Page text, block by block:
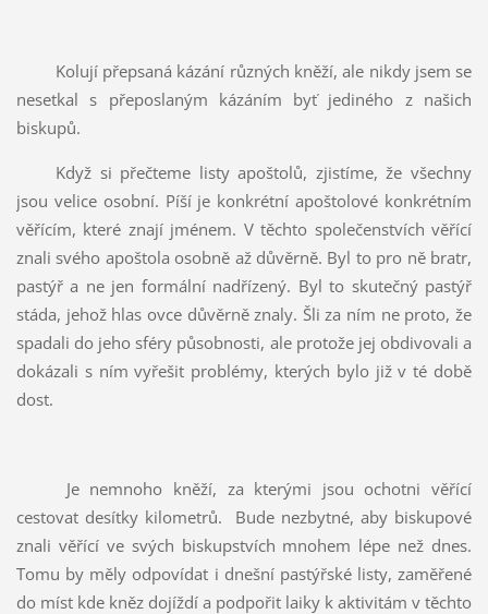
Kolují přepsaná kázání různých kněží, ale nikdy jsem se
nesetkal s přeposlaným kázáním byť jediného z našich
biskupů.
Když si přečteme listy apoštolů, zjistíme, že všechny
jsou velice osobní. Píší je konkrétní apoštolové konkrétním
věřícím, které znají jménem. V těchto společenstvích věřící
znali svého apoštola osobně až důvěrně. Byl to pro ně bratr,
pastýř a ne jen formální nadřízený. Byl to skutečný pastýř
stáda, jehož hlas ovce důvěrně znaly. Šli za ním ne proto, že
spadali do jeho sféry působnosti, ale protože jej obdivovali a
dokázali s ním vyřešit problémy, kterých bylo již v té době
dost.
Je nemnoho kněží, za kterými jsou ochotni věřící
cestovat desítky kilometrů.
Bude nezbytné, aby biskupové
znali věřící ve svých biskupstvích mnohem lépe než dnes.
Tomu by měly odpovídat i dnešní pastýřské listy, zaměřené
do míst kde kněz dojíždí a podpořit laiky k aktivitám v těchto